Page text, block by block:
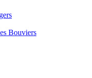
Bouviers